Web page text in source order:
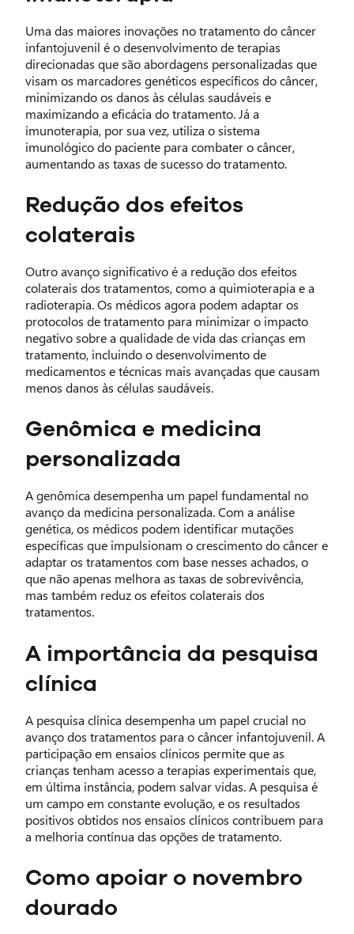
Uma das maiores inovações no tratamento do câncer
infantojuvenil é o desenvolvimento de terapias
direcionadas que são abordagens personalizadas que
visam os marcadores genéticos específicos do câncer,
minimizando os danos às células saudáveis e
maximizando a eficácia do tratamento. Já a
imunoterapia, por sua vez, utiliza o sistema
imunológico do paciente para combater o câncer,
aumentando as taxas de sucesso do tratamento.
Redução dos efeitos
colaterais
Outro avanço significativo é a redução dos efeitos
colaterais dos tratamentos, como a quimioterapia e a
radioterapia. Os médicos agora podem adaptar os
protocolos de tratamento para minimizar o impacto
negativo sobre a qualidade de vida das crianças em
tratamento, incluindo o desenvolvimento de
medicamentos e técnicas mais avançadas que causam
menos danos às células saudáveis.
Genômica e medicina
personalizada
A genômica desempenha um papel fundamental no
avanço da medicina personalizada. Com a análise
genética, os médicos podem identificar mutações
específicas que impulsionam o crescimento do câncer e
adaptar os tratamentos com base nesses achados, o
que não apenas melhora as taxas de sobrevivência,
mas também reduz os efeitos colaterais dos
tratamentos.
A importância da pesquisa
clínica
A pesquisa clínica desempenha um papel crucial no
avanço dos tratamentos para o câncer infantojuvenil. A
participação em ensaios clínicos permite que as
crianças tenham acesso a terapias experimentais que,
em última instância, podem salvar vidas. A pesquisa é
um campo em constante evolução, e os resultados
positivos obtidos nos ensaios clínicos contribuem para
a melhoria contínua das opções de tratamento.
Como apoiar o novembro
dourado